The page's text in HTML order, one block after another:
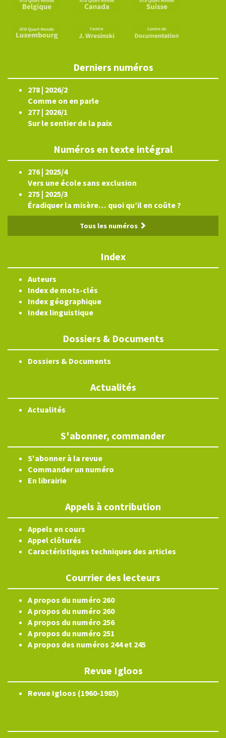
Derniers numéros
278 | 2026/2
Comme on en parle
277 | 2026/1
Sur le sentier de la paix
Numéros en texte intégral
276 | 2025/4
Vers une école sans exclusion
275 | 2025/3
Éradiquer la misère… quoi qu’il en coûte ?
Tous les numéros
Index
Auteurs
Index de mots-clés
Index géographique
Index linguistique
Dossiers & Documents
Dossiers & Documents
Actualités
Actualités
S'abonner, commander
S'abonner à la revue
Commander un numéro
En librairie
Appels à contribution
Appels en cours
Appel clôturés
Caractéristiques techniques des articles
Courrier des lecteurs
A propos du numéro 260
A propos du numéro 260
A propos du numéro 256
A propos du numéro 251
A propos des numéros 244 et 245
Revue Igloos
Revue Igloos (1960-1985)